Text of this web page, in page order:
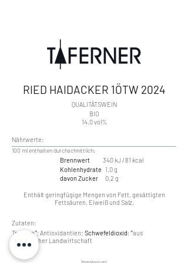
RIED HAIDACKER 1ÖTW 2024
​QUALITÄTSWEIN
BIO
14,0 vol%
Nährwerte:
​100 ml enthalten durchschnittlich:
Brennwert 340 kJ / 81 kcal
Kohlenhydrate 1,0 g
davon Zucker 0,2 g
Enthält geringfügige Mengen von Fett, gesättigten
Fettsäuren, Eiweiß und Salz.
Zutaten:
Trauben*; Antioxidantien: Schwefeldioxid; *aus
ökologischer Landwirtschaft